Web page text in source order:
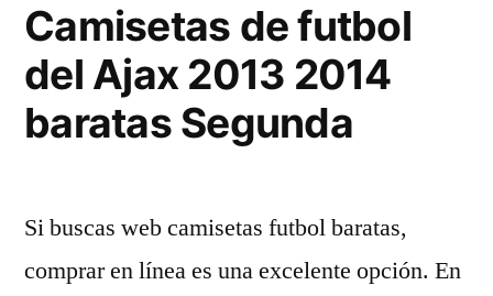
Camisetas de futbol
del Ajax 2013 2014
baratas Segunda
Si buscas web camisetas futbol baratas,
comprar en línea es una excelente opción. En